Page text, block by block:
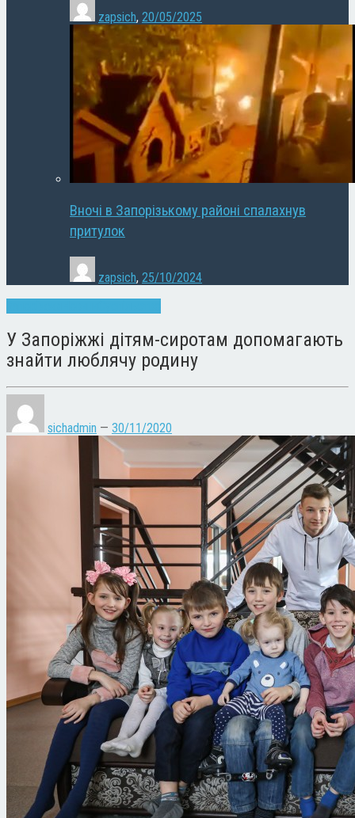
zapsich, 20/05/2025
Вночі в Запорізькому районі спалахнув
притулок
zapsich, 25/10/2024
У Запоріжжі дітям-сиротам допомагають
знайти люблячу родину
sichadmin — 30/11/2020